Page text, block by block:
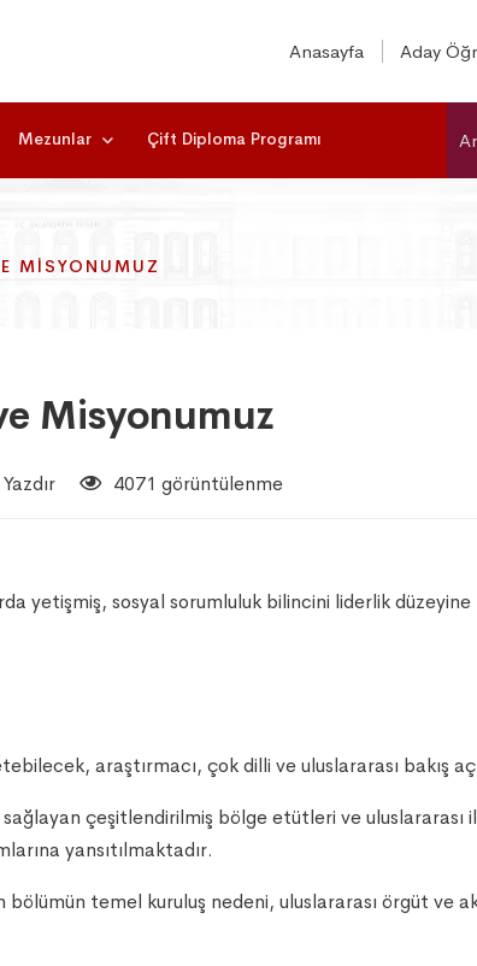
Anasayfa Aday
Mezunlar Çift Diploma Programı
MISYONUMUZ
MISYONUMUZ
MISYONUMUZ
Misyonumuz
Yazdır 4071 görüntülenme
yetişmiş, sosyal sorumluluk bilincini liderlik düzeyine
araştırmacı, çok dilli ve uluslararası bakış
çeşitlendirilmiş bölge etütleri ve uluslararası
yansıtılmaktadır.
temel kuruluş nedeni, uluslararası örgüt ve